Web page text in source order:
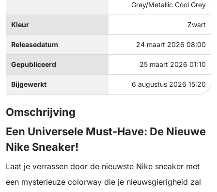
Grey/Metallic Cool Grey
Kleur Zwart
Releasedatum 24 maart 2026 08:00
Gepubliceerd 25 maart 2026 01:10
Bijgewerkt 6 augustus 2026 15:20
Omschrijving
Een Universele Must-Have: De Nieuwe
Nike Sneaker!
Laat je verrassen door de nieuwste Nike sneaker met
een mysterieuze colorway die je nieuwsgierigheid zal